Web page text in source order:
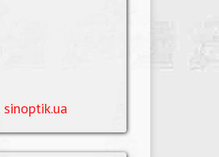
sinoptik.ua